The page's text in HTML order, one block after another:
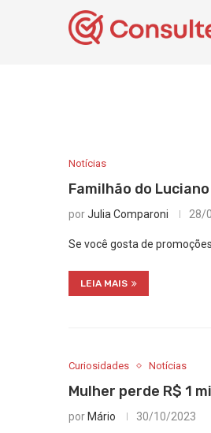
Notícias
Familhão do
porJulia Comparoni 28/
Se você gosta de
LEIA MAIS
Curiosidades Notícias
Mulher perde R$ 1
por Mário 30/10/2023